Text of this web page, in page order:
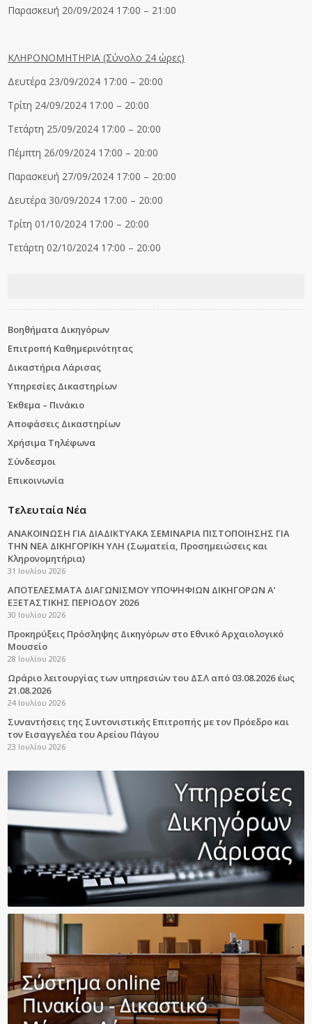
Παρασκευή 20/09/2024 17:00 – 21:00
ΚΛΗΡΟΝΟΜΗΤΗΡΙΑ (Σύνολο 24 ώρες)
Δευτέρα 23/09/2024 17:00 – 20:00
Τρίτη 24/09/2024 17:00 – 20:00
Τετάρτη 25/09/2024 17:00 – 20:00
Πέμπτη 26/09/2024 17:00 – 20:00
Παρασκευή 27/09/2024 17:00 – 20:00
Δευτέρα 30/09/2024 17:00 – 20:00
Τρίτη 01/10/2024 17:00 – 20:00
Τετάρτη 02/10/2024 17:00 – 20:00
Βοηθήματα Δικηγόρων
Επιτροπή Καθημερινότητας
Δικαστήρια Λάρισας
Υπηρεσίες Δικαστηρίων
Έκθεμα – Πινάκιο
Αποφάσεις Δικαστηρίων
Χρήσιμα Τηλέφωνα
Σύνδεσμοι
Επικοινωνία
Τελευταία Νέα
ΑΝΑΚΟΙΝΩΣΗ ΓΙΑ ΔΙΑΔΙΚΤΥΑΚΑ ΣΕΜΙΝΑΡΙΑ ΠΙΣΤΟΠΟΙΗΣΗΣ ΓΙΑ
ΤΗΝ ΝΕΑ ΔΙΚΗΓΟΡΙΚΗ ΥΛΗ (Σωματεία, Προσημειώσεις και
Κληρονομητήρια)
31 Ιουλίου 2026
ΑΠΟΤΕΛΕΣΜΑΤΑ ΔΙΑΓΩΝΙΣΜΟΥ ΥΠΟΨΗΦΙΩΝ ΔΙΚΗΓΟΡΩΝ Α’
ΕΞΕΤΑΣΤΙΚΗΣ ΠΕΡΙΟΔΟΥ 2026
30 Ιουλίου 2026
Προκηρύξεις Πρόσληψης Δικηγόρων στο Εθνικό Αρχαιολογικό
Μουσείο
28 Ιουλίου 2026
Ωράριο λειτουργίας των υπηρεσιών του ΔΣΛ από 03.08.2026 έως
21.08.2026
24 Ιουλίου 2026
Συναντήσεις της Συντονιστικής Επιτροπής με τον Πρόεδρο και
τον Εισαγγελέα του Αρείου Πάγου
23 Ιουλίου 2026